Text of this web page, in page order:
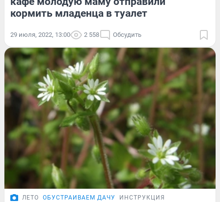
кормить младенца в туалет
29 июля, 2022, 13:00 2 558 Обсудить
ЛЕТО ОБУСТРАИВАЕМ ДАЧУ ИНСТРУКЦИЯ